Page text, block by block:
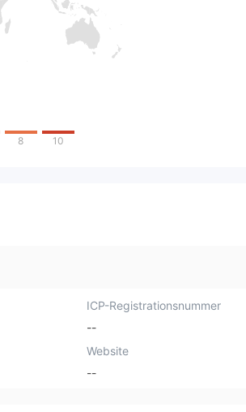
8 10
ICP-Registrationsnummer
--
Website
--